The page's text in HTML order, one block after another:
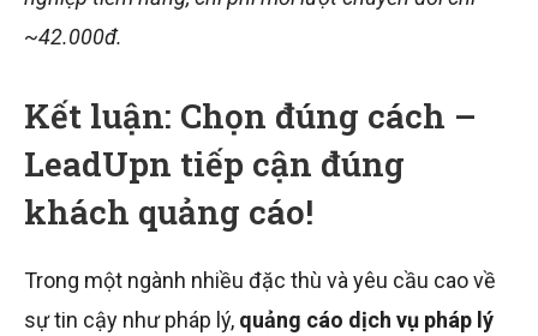
~42.000đ.
Kết luận: Chọn đúng cách –
LeadUpn tiếp cận đúng
khách quảng cáo!
Trong một ngành nhiều đặc thù và yêu cầu cao về
sự tin cậy như pháp lý, quảng cáo dịch vụ pháp lý